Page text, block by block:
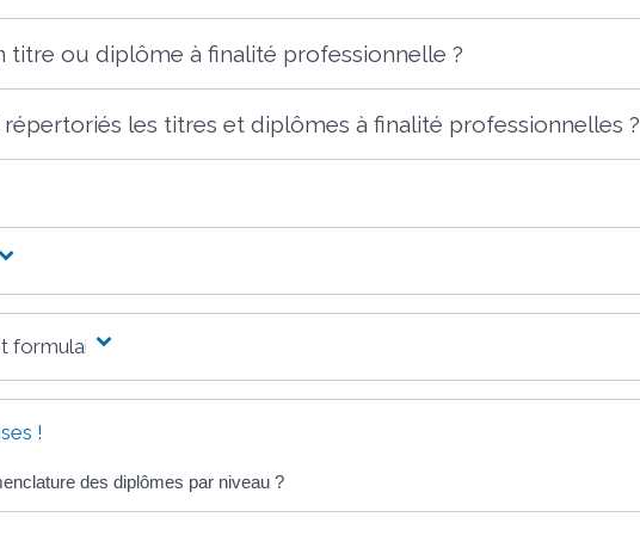
titre ou diplôme à finalité professionnelle ?
les titres et diplômes à finalité professionnelles ?
formulaires
!
des diplômes par niveau ?